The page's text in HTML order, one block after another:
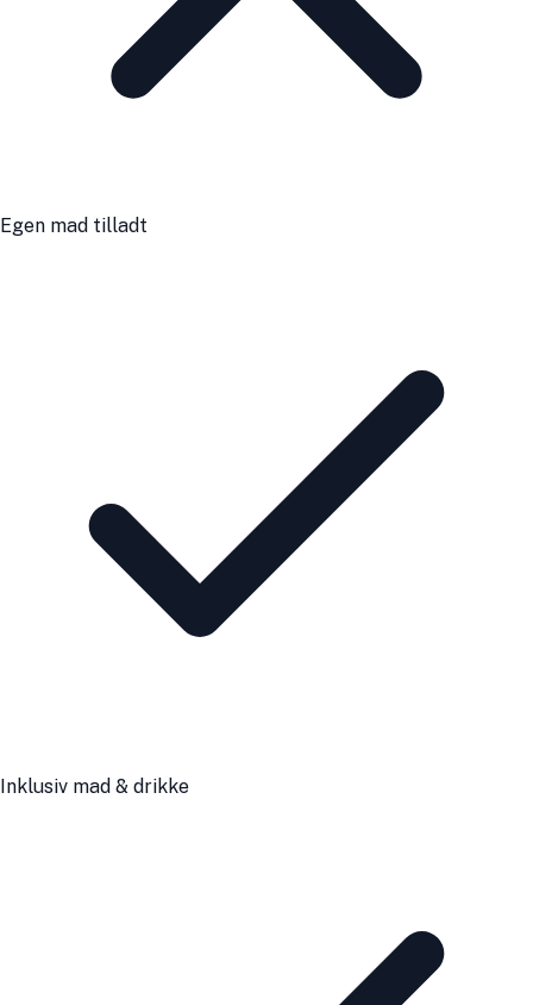
Egen mad tilladt
Inklusiv mad & drikke